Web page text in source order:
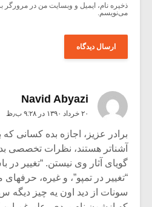
ذخیره نام، ایمیل و وبسایت من در مرورگر
می‌نویسم.
Navid Abyazi
۲۰ خرداد ۱۳۹۰ در ۹:۲۸ ب٫ظ
برادر عزیز، اجازه بده کسانی
آشناتر هستند، نظرات تخصصی
گویای آثار وی نیستن. “تغییر در
“تغییر در تمپو”، و غیره،
سونات از دید اون یه چیز دیگه